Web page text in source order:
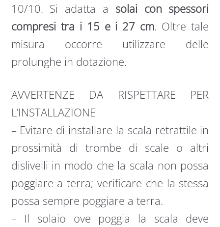
10/10. Si adatta a solai con spessori
compresi tra i 15 e i 27 cm. Oltre tale
misura occorre utilizzare delle
prolunghe in dotazione.
AVVERTENZE DA RISPETTARE PER
L’INSTALLAZIONE
– Evitare di installare la scala retrattile in
prossimità di trombe di scale o altri
dislivelli in modo che la scala non possa
poggiare a terra; verificare che la stessa
possa sempre poggiare a terra.
– Il solaio ove poggia la scala deve